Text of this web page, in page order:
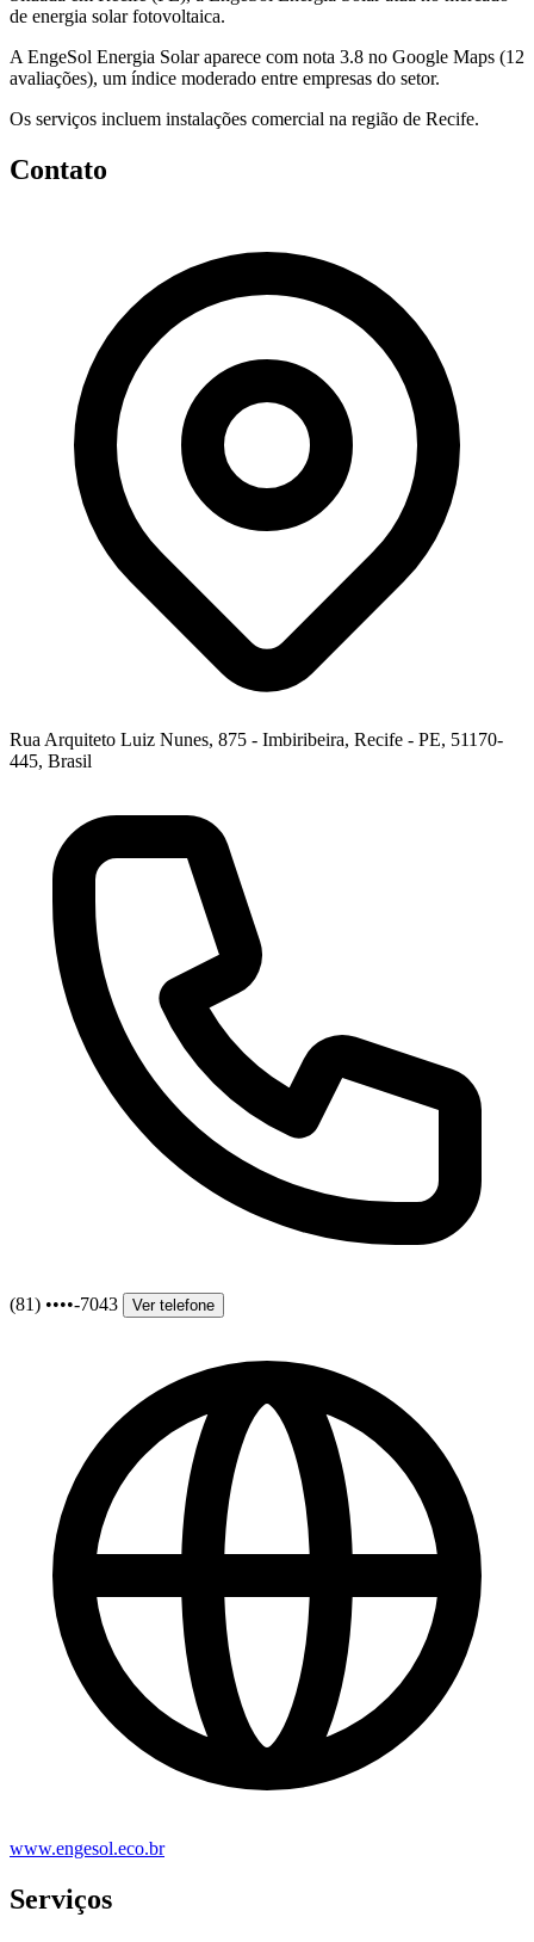
de energia solar fotovoltaica.
A EngeSol Energia Solar aparece com nota 3.8 no Google Maps (12
avaliações), um índice moderado entre empresas do setor.
Os serviços incluem instalações comercial na região de Recife.
Contato
Rua Arquiteto Luiz Nunes, 875 - Imbiribeira, Recife - PE, 51170-
445, Brasil
(81) ••••-7043 Ver telefone
www.engesol.eco.br
Serviços